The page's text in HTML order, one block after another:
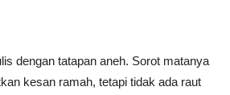
dengan tatapan aneh. Sorot matanya
kesan ramah, tetapi tidak ada raut